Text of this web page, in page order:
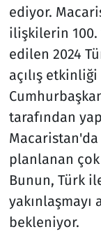
ediyor.
ilişkilerin 100.
edilen 2024
açılış
tarafından
planlanan
Bunun, Türk
yakınlaşmayı
bekleniyor.